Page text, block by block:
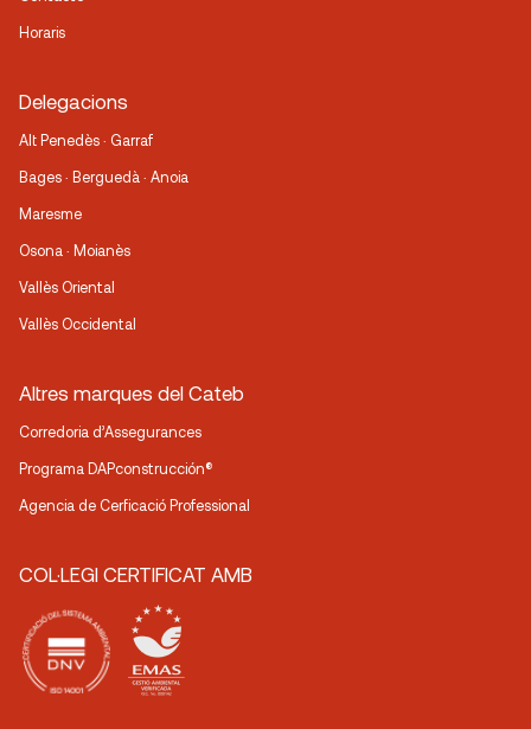
Horaris
Delegacions
Alt Penedès · Garraf
Bages · Berguedà · Anoia
Maresme
Osona · Moianès
Vallès Oriental
Vallès Occidental
Altres marques del Cateb
Corredoria d’Assegurances
Programa DAPconstrucción®
Agencia de Cerficació Professional
COL·LEGI CERTIFICAT AMB